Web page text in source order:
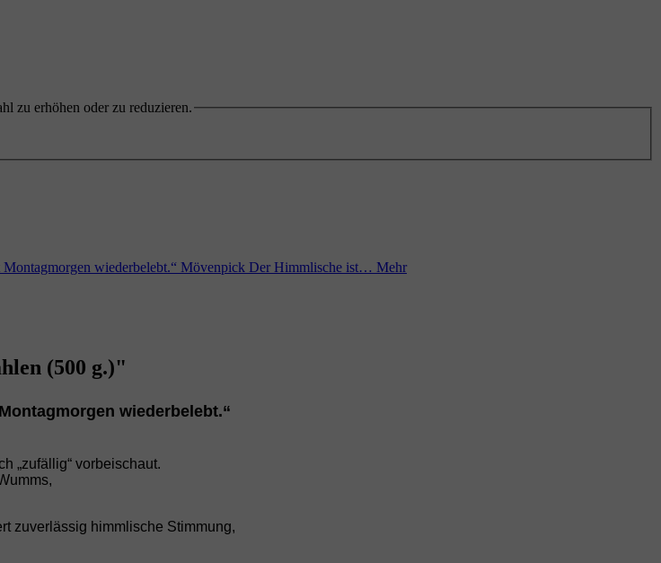
zu erhöhen oder zu reduzieren.
wiederbelebt.“ Mövenpick Der Himmlische ist… Mehr
(500 g.)"
wiederbelebt.“
„zufällig“ vorbeischaut.
zuverlässig himmlische Stimmung,